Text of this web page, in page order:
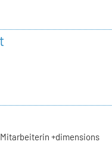
+dimensions